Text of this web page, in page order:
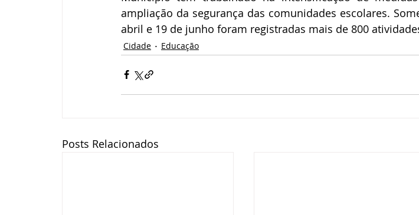
ampliação da segurança das comunidades escolares.
abril e 19 de junho foram registradas mais de 800
Cidade Educação
Posts Relacionados